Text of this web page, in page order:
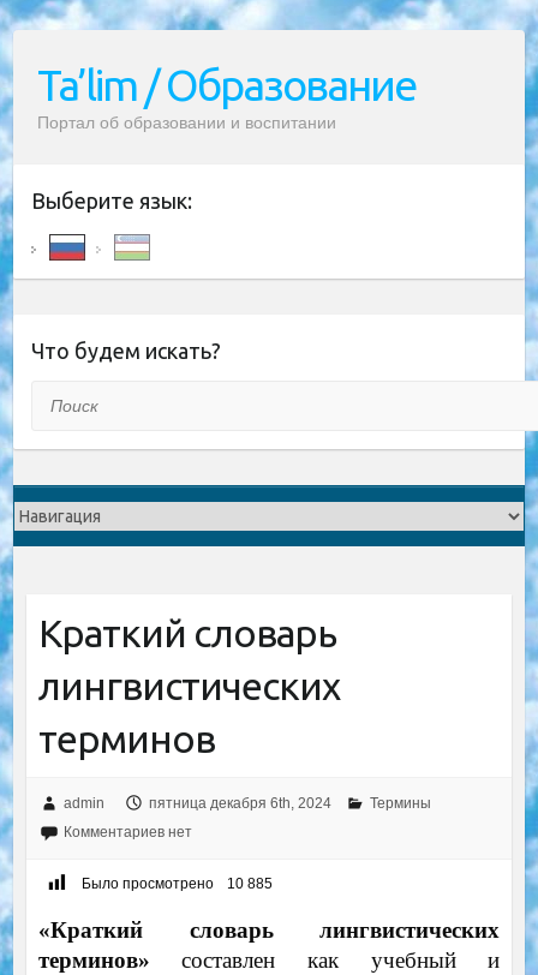
Ta’lim / Образование
Портал об образовании и воспитании
Выберите язык:
Что будем искать?
Краткий словарь
лингвистических
терминов
admin пятница декабря 6th, 2024
Термины
Комментариев нет
Было просмотрено 10 885
«Краткий словарь лингвистических
терминов» составлен как учебный и